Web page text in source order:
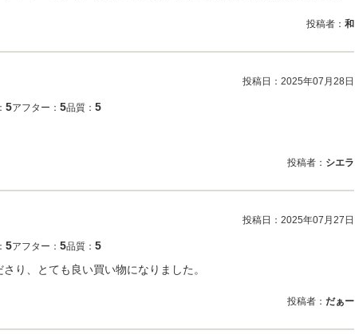
投稿者： 和
投稿日： 2025年07月28日
5アフター： 5品質： 5
投稿者： シエラ
投稿日： 2025年07月27日
5アフター： 5品質： 5
り、とても良い買い物になりました。
投稿者： だぁー